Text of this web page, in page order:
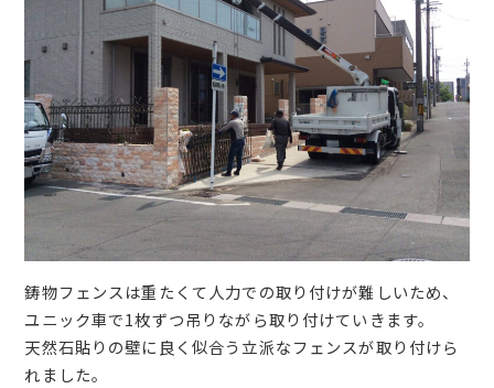
鋳物フェンスは重たくて人力での取り付けが難しいため、
ユニック車で1枚ずつ吊りながら取り付けていきます。
天然石貼りの壁に良く似合う立派なフェンスが取り付けら
れました。